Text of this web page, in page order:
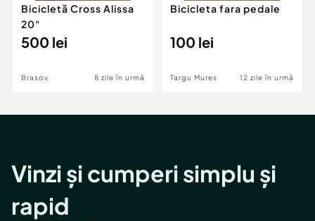
Bicicletă Cross Alissa
20"
500 lei
Brasov 8 zile în urmă
Bicicleta fara pedale
100 lei
Targu Mures 12 zile în urmă
Vinzi și cumperi simplu și
rapid